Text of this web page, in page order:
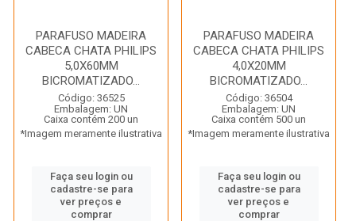
PARAFUSO MADEIRA
CABECA CHATA PHILIPS
5,0X60MM
BICROMATIZADO...
Código: 36525
Embalagem: UN
Caixa contém 200 un
*Imagem meramente ilustrativa
Faça seu login ou
cadastre-se para
ver preços e
comprar
PARAFUSO MADEIRA
CABECA CHATA PHILIPS
4,0X20MM
BICROMATIZADO...
Código: 36504
Embalagem: UN
Caixa contém 500 un
*Imagem meramente ilustrativa
Faça seu login ou
cadastre-se para
ver preços e
comprar